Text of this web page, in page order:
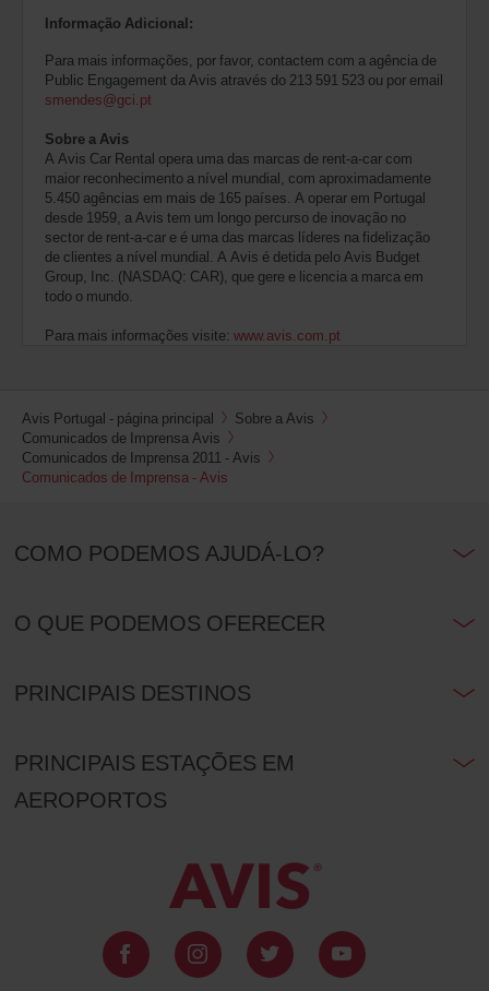
Informação Adicional:
Para mais informações, por favor, contactem com a agência de
Public Engagement da Avis através do 213 591 523 ou por email
smendes@gci.pt
Sobre a Avis
A Avis Car Rental opera uma das marcas de rent-a-car com
maior reconhecimento a nível mundial, com aproximadamente
5.450 agências em mais de 165 países. A operar em Portugal
desde 1959, a Avis tem um longo percurso de inovação no
sector de rent-a-car e é uma das marcas líderes na fidelização
de clientes a nível mundial. A Avis é detida pelo Avis Budget
Group, Inc. (NASDAQ: CAR), que gere e licencia a marca em
todo o mundo.
Para mais informações visite: www.avis.com.pt
Avis Portugal - página principal
Sobre a Avis
Comunicados de Imprensa Avis
Comunicados de Imprensa 2011 - Avis
Comunicados de Imprensa - Avis
COMO PODEMOS AJUDÁ-LO?
O QUE PODEMOS OFERECER
PRINCIPAIS DESTINOS
PRINCIPAIS ESTAÇÕES EM
AEROPORTOS